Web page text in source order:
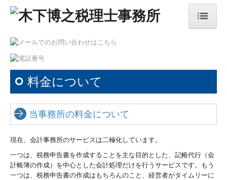
トップページ
業務内容のご案内
税務顧問
経理合理化プロジェクト
相続
料金について
料金について
当事務所の料金について
現在、会計事務所のサービスは二極化しています。
一つは、税務申告書を作成することを主な目的とした、記帳代行（会
計帳簿の作成）を中心とした会計処理だけを行うサービスです。もう
一つは、税務申告書の作成はもちろんのこと、経営者がタイムリーに